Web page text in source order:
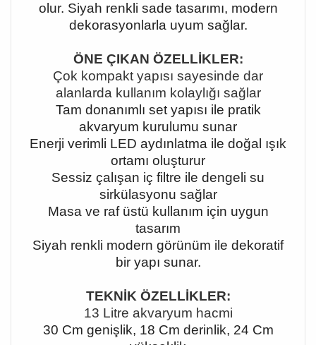
olur. Siyah renkli sade tasarımı, modern
dekorasyonlarla uyum sağlar.
ÖNE ÇIKAN ÖZELLİKLER:
Çok kompakt yapısı sayesinde dar
alanlarda kullanım kolaylığı sağlar
Tam donanımlı set yapısı ile pratik
akvaryum kurulumu sunar
Enerji verimli LED aydınlatma ile doğal ışık
ortamı oluşturur
Sessiz çalışan iç filtre ile dengeli su
sirkülasyonu sağlar
Masa ve raf üstü kullanım için uygun
tasarım
Siyah renkli modern görünüm ile dekoratif
bir yapı sunar.
TEKNİK ÖZELLİKLER:
13 Litre akvaryum hacmi
30 Cm genişlik, 18 Cm derinlik, 24 Cm